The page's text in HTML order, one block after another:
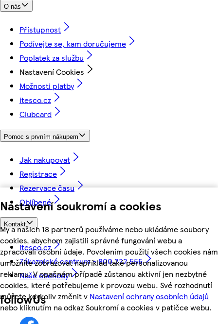
Nastavení soukromí a cookies
My a našich 18 partnerů používáme nebo ukládáme soubory
cookies, abychom zajistili správné fungování webu a
zpracovali osobní údaje. Povolením použití všech cookies nám
umožníte zobrazovat například také personalizovanou
reklamu. V opačném případě zůstanou aktivní jen nezbytné
cookies, které potřebujeme k provozu webu. Své rozhodnutí
můžete kdykoliv změnit v Nastavení ochrany osobních údajů
nebo kliknutím na odkaz Soukromí a cookies v patičce webu.
O nás
Přístupnost
Podívejte se, kam doručujeme
Poplatek za službu
Nastavení Cookies
Možnosti platby
itesco.cz
Clubcard
Pomoc s prvním nákupem
Jak nakupovat
Registrace
Rezervace času
Oblíbené
Kontakt
itesco.cz
Zákaznické centrum - 800 222 555
Naše obchody
followUs